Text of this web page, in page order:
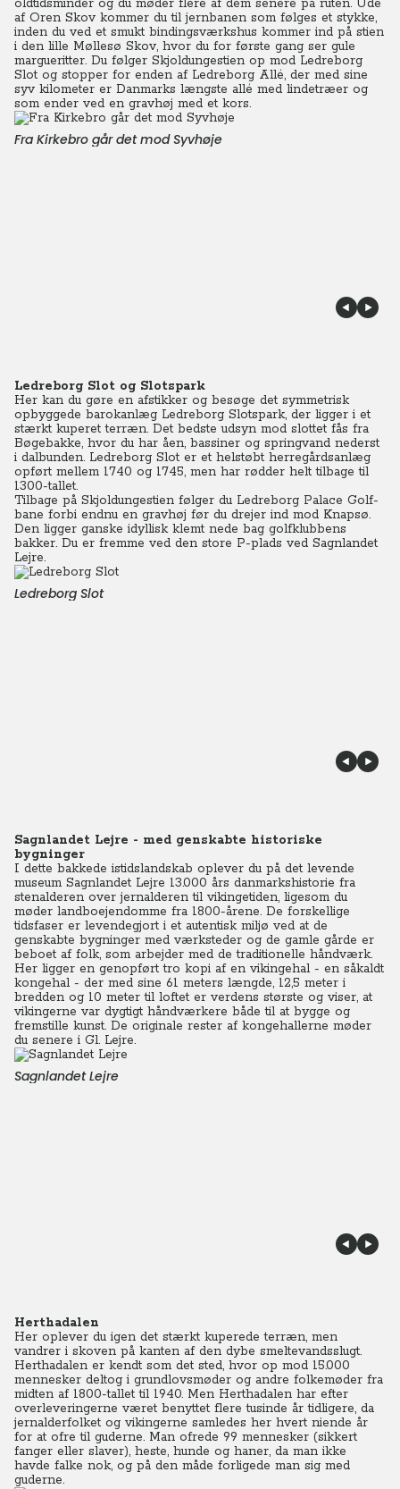
oldtidsminder og du møder flere af dem senere på ruten. Ude
af Oren Skov kommer du til jernbanen som følges et stykke,
inden du ved et smukt bindingsværkshus kommer ind på stien
i den lille Møllesø Skov, hvor du for første gang ser gule
margueritter. Du følger Skjoldungestien op mod Ledreborg
Slot og stopper for enden af Ledreborg Allé, der med sine
syv kilometer er Danmarks længste allé med lindetræer og
som ender ved en gravhøj med et kors.
Fra Kirkebro går det mod Syvhøje
Ledreborg Slot og Slotspark
Her kan du gøre en afstikker og besøge det symmetrisk
opbyggede barokanlæg Ledreborg Slotspark, der ligger i et
stærkt kuperet terræn. Det bedste udsyn mod slottet fås fra
Bøgebakke, hvor du har åen, bassiner og springvand nederst
i dalbunden. Ledreborg Slot er et helstøbt herregårdsanlæg
opført mellem 1740 og 1745, men har rødder helt tilbage til
1300-tallet.
Tilbage på Skjoldungestien følger du Ledreborg Palace Golf-
bane forbi endnu en gravhøj før du drejer ind mod Knapsø.
Den ligger ganske idyllisk klemt nede bag golfklubbens
bakker. Du er fremme ved den store P-plads ved Sagnlandet
Lejre.
Ledreborg Slot
Sagnlandet Lejre - med genskabte historiske
bygninger
I dette bakkede istidslandskab oplever du på det levende
museum Sagnlandet Lejre 13.000 års danmarkshistorie fra
stenalderen over jernalderen til vikingetiden, ligesom du
møder landboejendomme fra 1800-årene. De forskellige
tidsfaser er levendegjort i et autentisk miljø ved at de
genskabte bygninger med værksteder og de gamle gårde er
beboet af folk, som arbejder med de traditionelle håndværk.
Her ligger en genopført tro kopi af en vikingehal - en såkaldt
kongehal - der med sine 61 meters længde, 12,5 meter i
bredden og 10 meter til loftet er verdens største og viser, at
vikingerne var dygtigt håndværkere både til at bygge og
fremstille kunst. De originale rester af kongehallerne møder
du senere i Gl. Lejre.
Sagnlandet Lejre
Herthadalen
Her oplever du igen det stærkt kuperede terræn, men
vandrer i skoven på kanten af den dybe smeltevandsslugt.
Herthadalen er kendt som det sted, hvor op mod 15.000
mennesker deltog i grundlovsmøder og andre folkemøder fra
midten af 1800-tallet til 1940. Men Herthadalen har efter
overleveringerne været benyttet flere tusinde år tidligere, da
jernalderfolket og vikingerne samledes her hvert niende år
for at ofre til guderne. Man ofrede 99 mennesker (sikkert
fanger eller slaver), heste, hunde og haner, da man ikke
havde falke nok, og på den måde forligede man sig med
guderne.